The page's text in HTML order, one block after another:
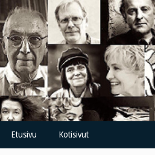
Skip
to
content
Etusivu Kotisivut